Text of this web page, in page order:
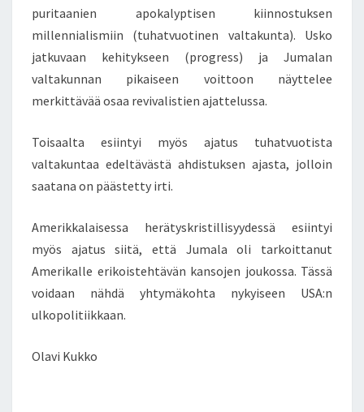
puritaanien apokalyptisen kiinnostuksen
millennialismiin (tuhatvuotinen valtakunta). Usko
jatkuvaan kehitykseen (progress) ja Jumalan
valtakunnan pikaiseen voittoon näyttelee
merkittävää osaa revivalistien ajattelussa.
Toisaalta esiintyi myös ajatus tuhatvuotista
valtakuntaa edeltävästä ahdistuksen ajasta, jolloin
saatana on päästetty irti.
Amerikkalaisessa herätyskristillisyydessä esiintyi
myös ajatus siitä, että Jumala oli tarkoittanut
Amerikalle erikoistehtävän kansojen joukossa. Tässä
voidaan nähdä yhtymäkohta nykyiseen USA:n
ulkopolitiikkaan.
Olavi Kukko